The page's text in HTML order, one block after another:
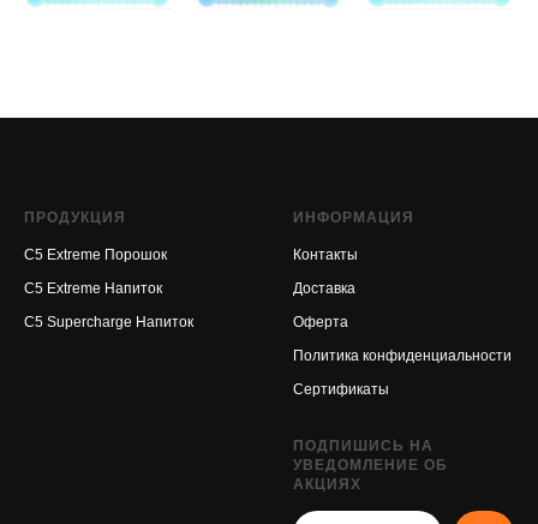
ПРОДУКЦИЯ
С5 Extreme Порошок
С5 Extreme Напиток
С5 Supercharge Напиток
ИНФОРМАЦИЯ
Контакты
Доставка
Оферта
Политика конфиденциальности
Сертификаты
ПОДПИШИСЬ НА
УВЕДОМЛЕНИЕ ОБ
АКЦИЯХ